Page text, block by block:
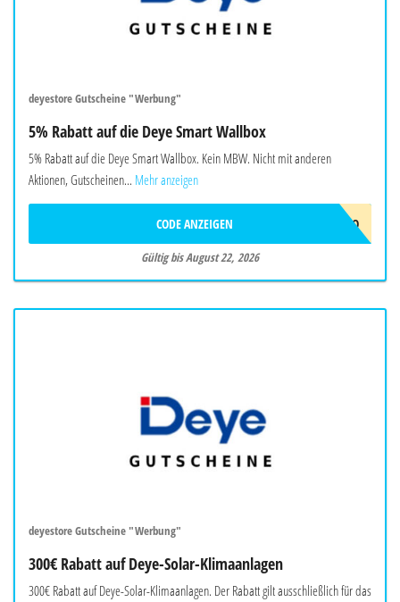
deyestore Gutscheine "Werbung"
5% Rabatt auf die Deye Smart Wallbox
5% Rabatt auf die Deye Smart Wallbox. Kein MBW. Nicht mit anderen
Aktionen, Gutscheinen... Mehr anzeigen
EVCJULYPROMO
CODE ANZEIGEN
Gültig bis August 22, 2026
deyestore Gutscheine "Werbung"
300€ Rabatt auf Deye-Solar-Klimaanlagen
300€ Rabatt auf Deye-Solar-Klimaanlagen. Der Rabatt gilt ausschließlich für das